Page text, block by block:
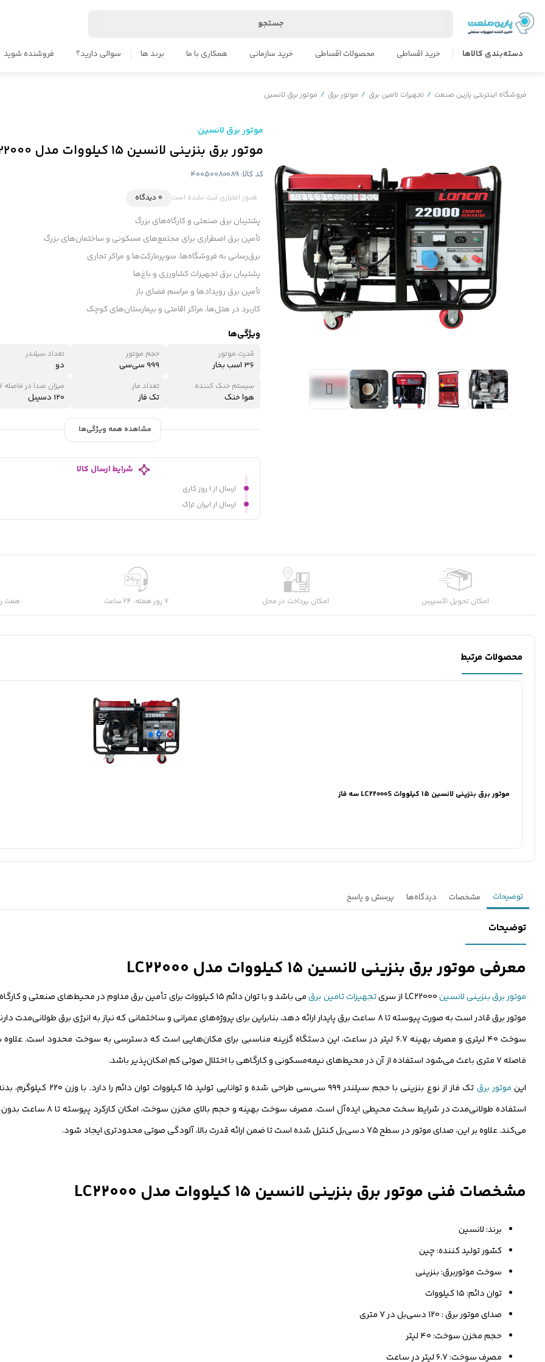
جستجو
دسته‌بندی کالاها خرید اقساطی محصولات اقساطی خرید سازمانی همکاری با ما برند ها سوالی دارید؟ فروشنده شوید
فروشگاه اینترنتی پارین صنعت / تجهیزات تامین برق / موتور برق / موتور برق لانسین
موتور برق لانسین
موتور برق بنزینی لانسین ۱۵ کیلووات مدل LC22000 تک فاز
کد کالا: 40050080089
هنوز امتیازی ثبت نشده است 0 دیدگاه
پشتیبان برق صنعتی و کارگاه‌های بزرگ
تأمین برق اضطراری برای مجتمع‌های مسکونی و ساختمان‌های بزرگ
برق‌رسانی به فروشگاه‌ها، سوپرمارکت‌ها و مراکز تجاری
پشتیبان برق تجهیزات کشاورزی و باغ‌ها
تأمین برق رویدادها و مراسم فضای باز
کاربرد در هتل‌ها، مراکز اقامتی و بیمارستان‌های کوچک
ویژگی‌ها
قدرت موتور
36 اسب بخار
حجم موتور
999 سی‌سی
تعداد سیلندر
دو
سیستم خنک کننده
هوا خنک
تعداد فاز
تک فاز 120 دسیبل
مشاهده همه ویژگی‌ها
شرایط ارسال کالا
ارسال از ۱ روز کاری
ارسال از ایران تراک
امکان تحویل اکسپرس امکان پرداخت در محل 7 روز هفته، 24 ساعت هفت
محصولات مرتبط
موتور برق بنزینی لانسین 15 کیلووات LC22000S سه فاز
توضیحات مشخصات دیدگاه‌ها پرسش و پاسخ
توضیحات
معرفی موتور برق بنزینی لانسین ۱۵ کیلووات مدل LC22000
موتور برق بنزینی لانسینLC22000 از سری تجهیزات تامین برق
می باشد و با توان دائم ۱۵ کیلووات برای تأمین برق مداوم در محیط‌های
موتور برق قادر است به صورت پیوسته تا ۸ ساعت برق پایدار ارائه دهد، بنابراین برای پروژه‌های عمرانی و ساختمانی که نیاز به انرژی برق
فاصله ۷ متری باعث می‌شود استفاده از آن در محیط‌های نیمه‌مسکونی و کارگاهی با اختلال صوتی کم امکان‌پذیر باشد.
این موتور برق
تک فاز از نوع بنزینی با حجم سیلندر ۹۹۹
استفاده طولانی‌مدت در شرایط سخت محیطی
می‌کند. علاوه بر این، صدای موتور در سطح ۷۵ دسی‌بل کنترل شده است تا ضمن ارائه قدرت بالا، آلودگی صوتی محدودتری ایجاد شود.
مشخصات فنی موتور برق بنزینی لانسین ۱۵ کیلووات مدل LC22000
برند: لانسین
کشور تولید کننده: چین
سوخت موتوربرق: بنزینی
توان دائم: ۱۵ کیلووات
صدای موتور برق : 120 دسی‌بل در ۷ متری
حجم مخزن سوخت: ۴۰ لیتر
مصرف سوخت: ۶.۷ لیتر در ساعت